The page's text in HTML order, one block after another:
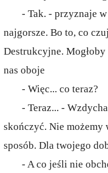
- Tak. - przyznaje
najgorsze. Bo to, co
Destrukcyjne.
nas oboje
- Więc... co teraz?
- Teraz... -
skończyć. Nie możemy
sposób. Dla twojego
- A co jeśli nie